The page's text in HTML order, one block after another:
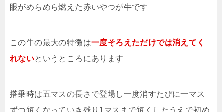
眼がめらめら燃えた赤いやつが牛です
この牛の最大の特徴は一度そろえただけでは消えてく
れないというところにあります
搭乗時は五マスの長さで登場し一度消すたびに一マス
ずつ短くなっていき残り1マスまで短くしたうえで初め